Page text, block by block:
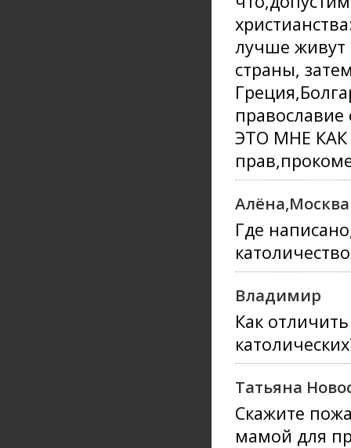
лучше живут
страны,
ЭТО МНЕ КАК
Алёна,Москва
Где
Владимир
Как
Татьяна
Скажите
мамой для